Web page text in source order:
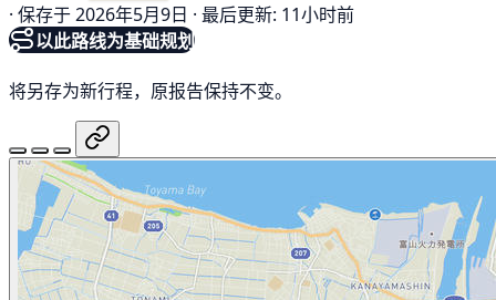
· 保存于 2026年5月9日 · 最后更新: 11小时前
以此路线为基础规划
将另存为新行程，原报告保持不变。